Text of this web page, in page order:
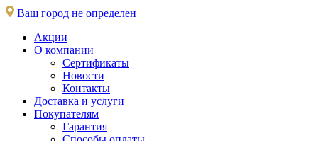
Ваш город не определен
Акции
О компании
Сертификаты
Новости
Контакты
Доставка и услуги
Покупателям
Гарантия